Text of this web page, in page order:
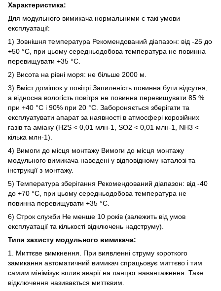
Характеристика:
Для модульного вимикача нормальними є такі умови
експлуатації:
1) Зовнішня температура Рекомендований діапазон: від -25 до
+50 °C, при цьому середньодобова температура не повинна
перевищувати +35 °C.
2) Висота на рівні моря: не більше 2000 м.
3) Вміст домішок у повітрі Запиленість повинна бути відсутня,
а відносна вологість повітря не повинна перевищувати 85 %
при +40 °C і 90% при 20 °C. Забороняється зберігати та
експлуатувати апарат за наявності в атмосфері корозійних
газів та аміаку (H2S < 0,01 млн-1, SO2 < 0,01 млн-1, NH3 <
кілька млн-1).
4) Вимоги до місця монтажу Вимоги до місця монтажу
модульного вимикача наведені у відповідному каталозі та
інструкції з монтажу.
5) Температура зберігання Рекомендований діапазон: від -40
до +70 °C, при цьому середньодобова температура не
повинна перевищувати +35 °C.
6) Строк служби Не менше 10 років (залежить від умов
експлуатації та кількості відключень надструму).
Типи захисту модульного вимикача:
1. Миттєве вимкнення. При виявленні струму короткого
замикання автоматичний вимикач спрацьовує миттєво і тим
самим мінімізує вплив аварії на ланцюг навантаження. Таке
відключення називається миттєвим.